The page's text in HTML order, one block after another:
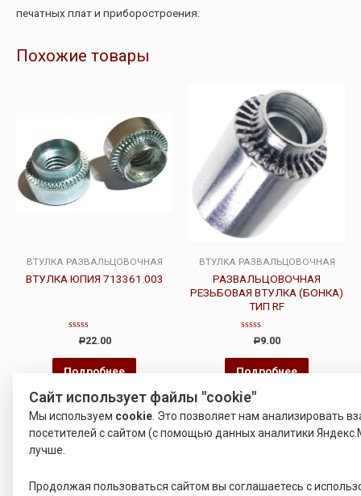
печатных плат и приборостроения.
Похожие товары
ВТУЛКА РАЗВАЛЬЦОВОЧНАЯ
ВТУЛКА ЮПИЯ 713361.003
Оценка
из
5
Р22.00
Подробнее
ВТУЛКА РАЗВАЛЬЦОВОЧНАЯ
РАЗВАЛЬЦОВОЧНАЯ
РЕЗЬБОВАЯ ВТУЛКА (БОНКА)
ТИП RF
Оценка
из
5
Р9.00
Подробнее
Распродажа!
Сайт использует файлы "cookie"
Мы используем cookie . Это позволяет нам анализировать
посетителей с сайтом (с помощью данных аналитики
лучше.
Продолжая пользоваться сайтом вы соглашаетесь с